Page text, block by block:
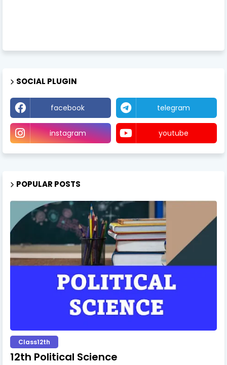
SOCIAL PLUGIN
facebook telegram
instagram youtube
POPULAR POSTS
Class12th
12th Political Science